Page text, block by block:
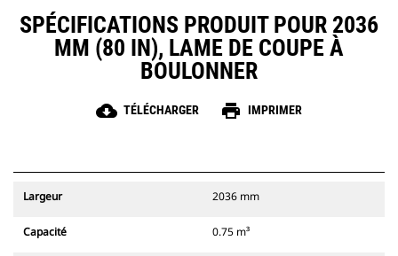
SPÉCIFICATIONS PRODUIT POUR 2036
MM (80 IN), LAME DE COUPE À
BOULONNER
cloud_download TÉLÉCHARGER print IMPRIMER
Largeur 2036 mm
Capacité 0.75 m³